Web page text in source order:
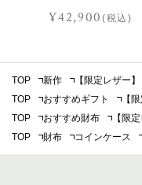
¥42,900(税込)
TOP 新作
【限定レザー
TOP
おすすめギフト
【
TOP
おすすめ財布
【限
TOP
財布 コインケース